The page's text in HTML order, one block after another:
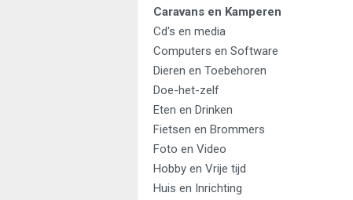
Caravans en Kamperen
Cd's en media
Computers en Software
Dieren en Toebehoren
Doe-het-zelf
Eten en Drinken
Fietsen en Brommers
Foto en Video
Hobby en Vrije tijd
Huis en Inrichting